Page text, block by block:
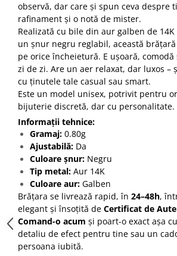
observă, dar care și spun ceva despre
rafinament și o notă de mister.
Realizată cu bile din aur galben de
un șnur negru reglabil, această
pe orice încheietură. E ușoară,
zi de zi. Are un aer relaxat, dar luxos –
cu ținutele tale casual sau smart.
Este un model unisex, potrivit pentru
bijuterie discretă, dar cu personalitate.
Informații tehnice:
Gramaj: 0.80g
Ajustabilă: Da
Culoare șnur: Negru
Tip metal: Aur 14K
Culoare aur: Galben
Brățara se livrează rapid, în 24–48h,
elegant și însoțită de Certificat de
Comand-o acum și poart-o exact așa
detaliu de efect pentru tine sau un
persoana iubită.